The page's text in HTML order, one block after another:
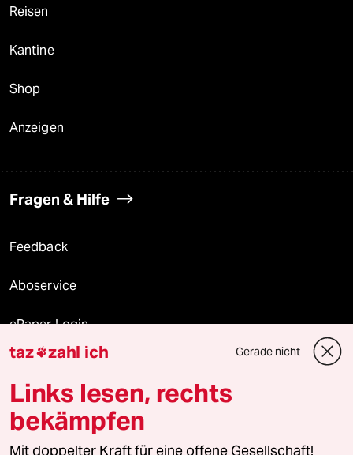
Reisen
Kantine
Shop
Anzeigen
Fragen & Hilfe
Feedback
Aboservice
ePaper Login
Downloads für Abonnierende
© 2026 taz Verlags und Vertriebs GmbH
Alle Rechte vorbehalten. Bei rechtlichen Fragen oder für Genehmigungen
taz zahl ich Gerade nicht
Links lesen, rechts
bekämpfen
Mit doppelter Kraft für eine offene Gesellschaft!